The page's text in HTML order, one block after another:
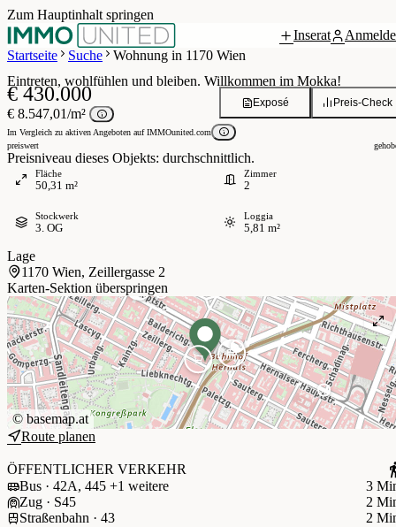
Zum Hauptinhalt springen
Inserat
Startseite
Suche Wohnung in 1170 Wien
/ 19Grundriss
Eintreten, wohlfühlen und bleiben. Willkommen im Mokka!
€ 430.000
€ 8.547,01/m²
Im Vergleich zu aktiven Angeboten auf IMMOunited.com
preiswert
Preisniveau dieses Objekts: durchschnittlich.
Preis-Check
Exposé
Fläche
50,31 m²
Zimmer
2
Stockwerk
3. OG
Loggia
5,81 m²
Lage
1170 Wien, Zeillergasse 2
Karten-Sektion überspringen
© basemap.at
Route planen
ÖFFENTLICHER VERKEHR
Bus · 42A, 445 +1 weitere
3
Zug · S45
2
Straßenbahn · 43
2